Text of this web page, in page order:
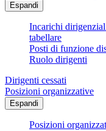
Espandi
Incarichi
tabellare
Posti di funzione
Ruolo dirigenti
Dirigenti cessati
Posizioni organizzative
Espandi
Posizioni